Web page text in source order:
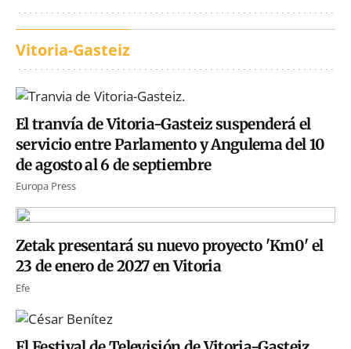
Vitoria-Gasteiz
El tranvía de Vitoria-Gasteiz suspenderá el
servicio entre Parlamento y Angulema del 10
de agosto al 6 de septiembre
Europa Press
Zetak presentará su nuevo proyecto 'Km0' el
23 de enero de 2027 en Vitoria
Efe